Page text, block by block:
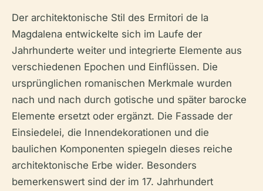
Der architektonische Stil des Ermitori de la
Magdalena entwickelte sich im Laufe der
Jahrhunderte weiter und integrierte Elemente aus
verschiedenen Epochen und Einflüssen. Die
ursprünglichen romanischen Merkmale wurden
nach und nach durch gotische und später barocke
Elemente ersetzt oder ergänzt. Die Fassade der
Einsiedelei, die Innendekorationen und die
baulichen Komponenten spiegeln dieses reiche
architektonische Erbe wider. Besonders
bemerkenswert sind der im 17. Jahrhundert